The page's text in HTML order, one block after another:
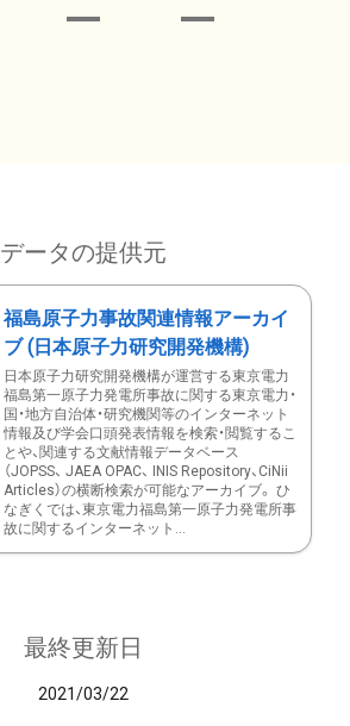
データの提供元
福島原子力事故関連情報アーカイ
ブ (日本原子力研究開発機構)
日本原子力研究開発機構が運営する東京電力
福島第一原子力発電所事故に関する東京電力・
国・地方自治体・研究機関等のインターネット
情報及び学会口頭発表情報を検索・閲覧するこ
とや、関連する文献情報データベース
（JOPSS、 JAEA OPAC、 INIS Repository、CiNii
Articles）の横断検索が可能なアーカイブ。 ひ
なぎくでは、東京電力福島第一原子力発電所事
故に関するインターネット...
最終更新日
2021/03/22